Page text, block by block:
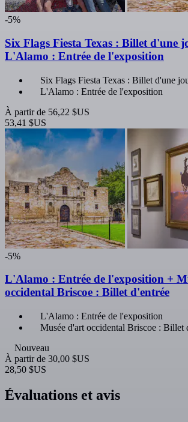
-5%
Six Flags Fiesta Texas : Billet d'une
L'Alamo : Entrée de l'exposition
Six Flags Fiesta Texas : Billet d'une
L'Alamo : Entrée de l'exposition
À partir de 56,22 $US
53,41 $US
-5%
L'Alamo : Entrée de l'exposition +
occidental Briscoe : Billet d'entrée
L'Alamo : Entrée de l'exposition
Musée d'art occidental Briscoe : Billet
Nouveau
À partir de 30,00 $US
28,50 $US
Évaluations et avis